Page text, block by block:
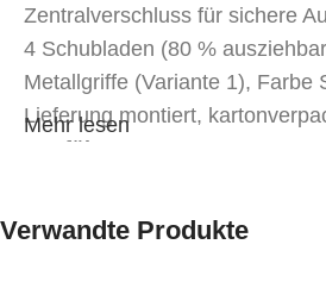
Zentralverschluss für sichere
4 Schubladen (80 %
Metallgriffe (Variante 1), Farbe
Lieferung montiert,
Ausführung:
Farbe CC Black
Mehr lesen
Verwandte Produkte